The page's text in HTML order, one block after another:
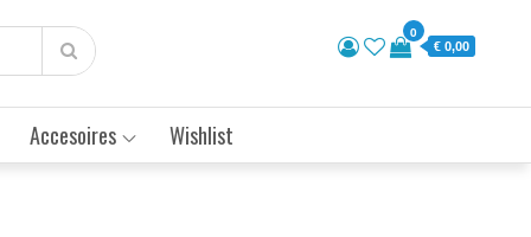
0
€ 0,00
Accesoires Wishlist